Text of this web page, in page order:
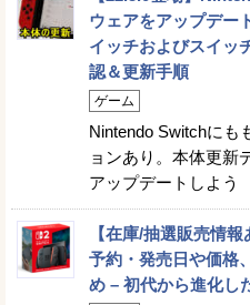
ウェアをアップデー
イッチおよびスイッ
認＆更新手順
ゲーム
Nintendo Switchにも
ョンあり。本体更新
アップデートしよう
【在庫/抽選販売情
予約・発売日や価格
め – 初代から進化し